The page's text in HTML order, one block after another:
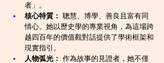
者」。
核心特質： 聰慧、博學、善良且富有同
情心。她以歷史學的專業視角，為這場跨
越四百年的價值觀對話提供了學術框架和
現實指引。
人物弧光： 作為故事的見證者，她不僅